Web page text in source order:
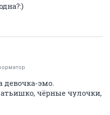
девочка-эмо.
чёрные чулочки,